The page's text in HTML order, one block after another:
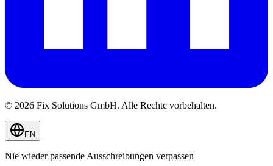
© 2026 Fix Solutions GmbH. Alle Rechte vorbehalten.
EN
Nie wieder passende Ausschreibungen verpassen